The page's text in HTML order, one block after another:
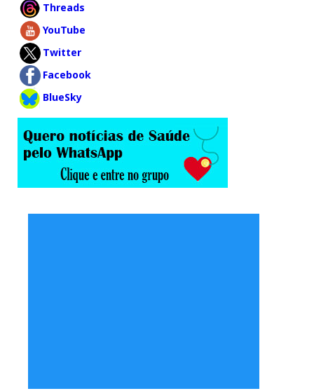
Threads
YouTube
Twitter
Facebook
BlueSky